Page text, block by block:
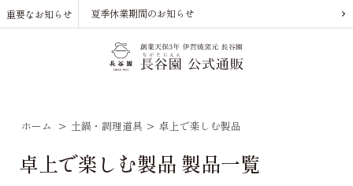
重要なお知らせ 夏季休業期間のお知らせ
ホーム > 土鍋・調理道具 > 卓上で楽しむ製品
卓上で楽しむ製品 製品一覧